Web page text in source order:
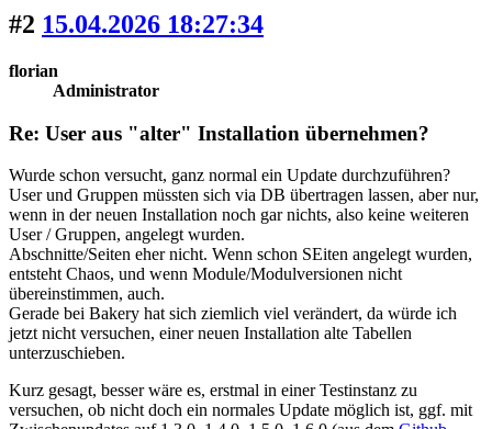
#2 15.04.2026 18:27:34
florian
Administrator
Re: User aus "alter" Installation übernehmen?
Wurde schon versucht, ganz normal ein Update durchzuführen?
User und Gruppen müssten sich via DB übertragen lassen, aber nur,
wenn in der neuen Installation noch gar nichts, also keine weiteren
User / Gruppen, angelegt wurden.
Abschnitte/Seiten eher nicht. Wenn schon SEiten angelegt wurden,
entsteht Chaos, und wenn Module/Modulversionen nicht
übereinstimmen, auch.
Gerade bei Bakery hat sich ziemlich viel verändert, da würde ich
jetzt nicht versuchen, einer neuen Installation alte Tabellen
unterzuschieben.
Kurz gesagt, besser wäre es, erstmal in einer Testinstanz zu
versuchen, ob nicht doch ein normales Update möglich ist, ggf. mit